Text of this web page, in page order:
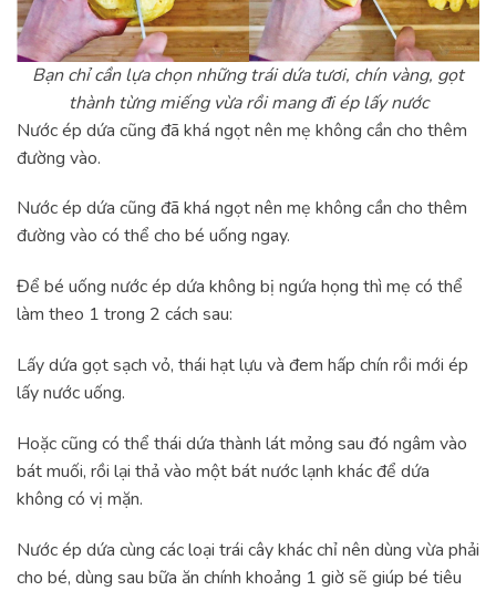
Bạn chỉ cần lựa chọn những trái dứa tươi, chín vàng, gọt
thành từng miếng vừa rồi mang đi ép lấy nước
Nước ép dứa cũng đã khá ngọt nên mẹ không cần cho thêm
đường vào.
Nước ép dứa cũng đã khá ngọt nên mẹ không cần cho thêm
đường vào có thể cho bé uống ngay.
Để bé uống nước ép dứa không bị ngứa họng thì mẹ có thể
làm theo 1 trong 2 cách sau:
Lấy dứa gọt sạch vỏ, thái hạt lựu và đem hấp chín rồi mới ép
lấy nước uống.
Hoặc cũng có thể thái dứa thành lát mỏng sau đó ngâm vào
bát muối, rồi lại thả vào một bát nước lạnh khác để dứa
không có vị mặn.
Nước ép dứa cùng các loại trái cây khác chỉ nên dùng vừa phải
cho bé, dùng sau bữa ăn chính khoảng 1 giờ sẽ giúp bé tiêu